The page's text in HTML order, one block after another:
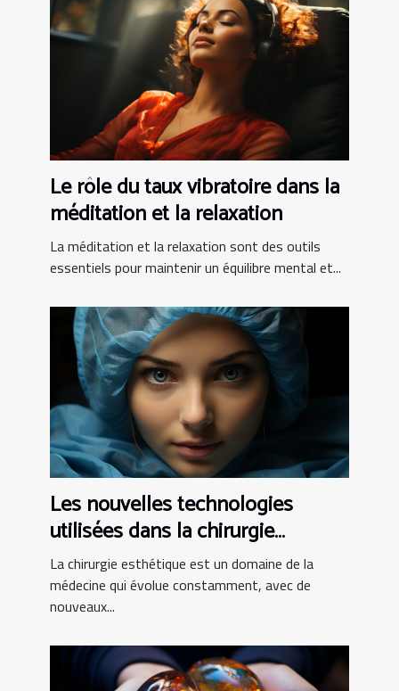
Le rôle du taux vibratoire dans la
méditation et la relaxation
La méditation et la relaxation sont des outils
essentiels pour maintenir un équilibre mental et...
Les nouvelles technologies
utilisées dans la chirurgie
esthétique tunisienne
La chirurgie esthétique est un domaine de la
médecine qui évolue constamment, avec de
nouveaux...